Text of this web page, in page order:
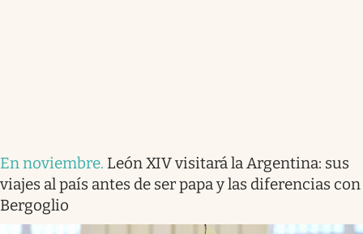
En noviembre. León XIV visitará la Argentina: sus
viajes al país antes de ser papa y las diferencias con
Bergoglio